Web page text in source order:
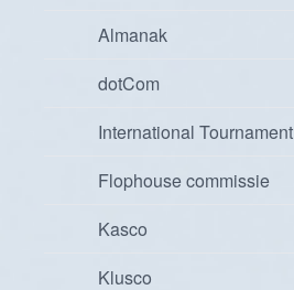
Almanak
dotCom
International Tournament
Flophouse commissie
Kasco
Klusco